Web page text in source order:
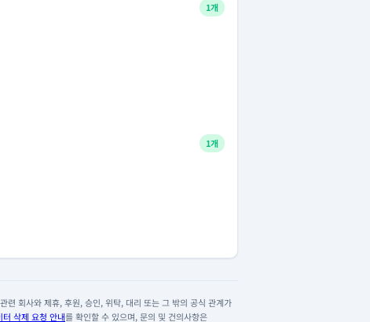
1개
1개
련 회사와 제휴, 후원, 승인, 위탁, 대리 또는 그 밖의 공식 관계가
터 삭제 요청 안내를 확인할 수 있으며, 문의 및 건의사항은